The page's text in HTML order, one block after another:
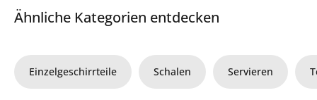
Ähnliche Kategorien entdecken
Einzelgeschirrteile Schalen Servieren